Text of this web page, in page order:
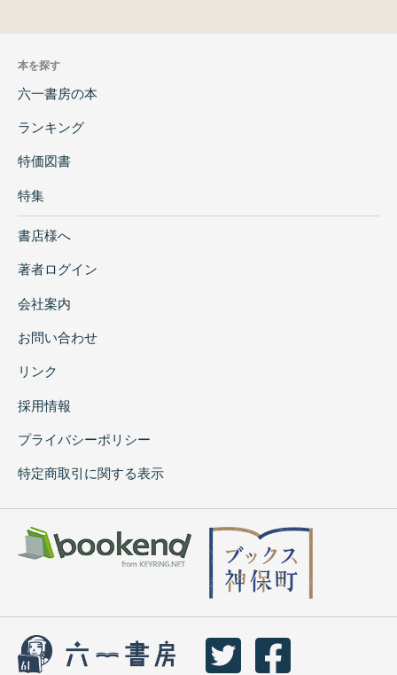
本を探す
六一書房の本
ランキング
特価図書
特集
書店様へ
著者ログイン
会社案内
お問い合わせ
リンク
採用情報
プライバシーポリシー
特定商取引に関する表示